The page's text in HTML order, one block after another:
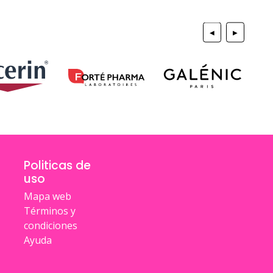
◀ ▶
Politicas de
uso
Mapa web
Términos y
condiciones
Ayuda